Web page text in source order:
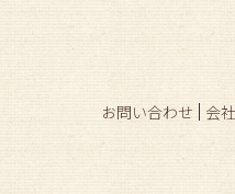
お問い合わせ 会